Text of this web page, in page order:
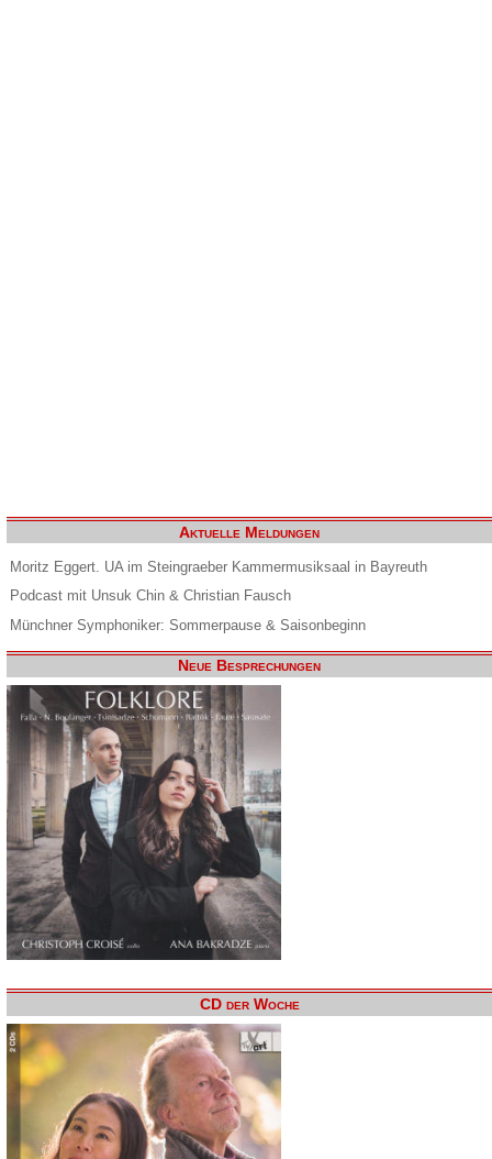
Aktuelle Meldungen
Moritz Eggert. UA im Steingraeber Kammermusiksaal in Bayreuth
Podcast mit Unsuk Chin & Christian Fausch
Münchner Symphoniker: Sommerpause & Saisonbeginn
Neue Besprechungen
CD der Woche